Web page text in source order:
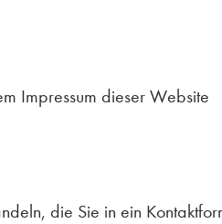
Impressum dieser Website
die Sie in ein